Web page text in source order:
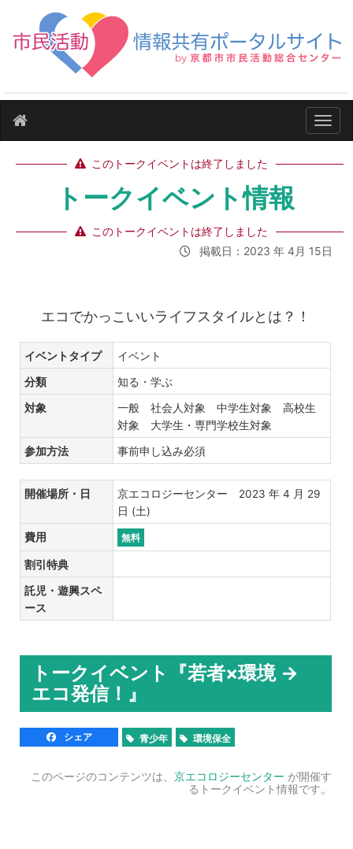
ナビ
このトークイベントは終了しました
トークイベント情報
このトークイベントは終了しました
掲載日：2023 年 4月 15日
エコでかっこいいライフスタイルとは？！
イベントタイプ イベント
分類 知る・学ぶ
対象
一般 社会人対象 中学生対象 高校生
対象 大学生・専門学校生対象
参加方法 事前申し込み必須
開催場所・日
京エコロジーセンター 2023 年 4 月 29
日 (土)
費用 無料
割引特典
託児・遊興スペ
ース
トークイベント『若者×環境 →
エコ発信！』
シェア 青少年 環境保全
このページのコンテンツは、 京エコロジーセンター が開催す
るトークイベント情報です。